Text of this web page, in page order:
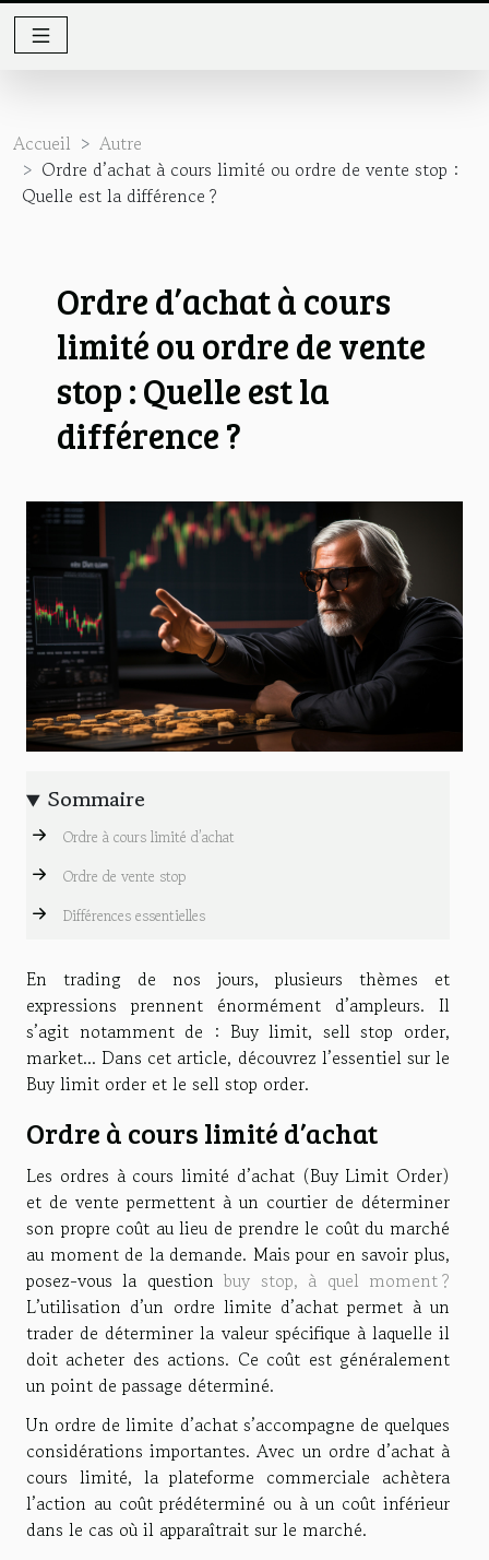
Accueil
Autre
Ordre d’achat à cours limité ou ordre de vente stop :
Quelle est la différence ?
Ordre d’achat à cours
limité ou ordre de vente
stop : Quelle est la
différence ?
Sommaire
Ordre à cours limité d’achat
Ordre de vente stop
Différences essentielles
En trading de nos jours, plusieurs thèmes et
expressions prennent énormément d’ampleurs. Il
s’agit notamment de : Buy limit, sell stop order,
market... Dans cet article, découvrez l’essentiel sur le
Buy limit order et le sell stop order.
Ordre à cours limité d’achat
Les ordres à cours limité d’achat (Buy Limit Order)
et de vente permettent à un courtier de déterminer
son propre coût au lieu de prendre le coût du marché
au moment de la demande. Mais pour en savoir plus,
posez-vous la questionbuy stop, à quel moment ?
L’utilisation d’un ordre limite d’achat permet à un
trader de déterminer la valeur spécifique à laquelle il
doit acheter des actions. Ce coût est généralement
un point de passage déterminé.
Un ordre de limite d’achat s’accompagne de quelques
considérations importantes. Avec un ordre d’achat à
cours limité, la plateforme commerciale achètera
l’action au coût prédéterminé ou à un coût inférieur
dans le cas où il apparaîtrait sur le marché.